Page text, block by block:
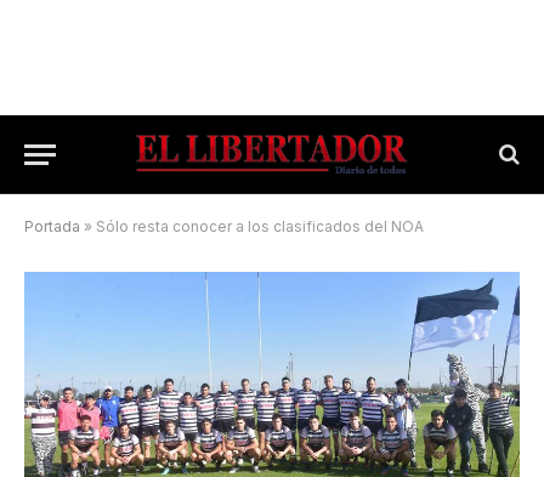
Portada » Sólo resta conocer a los clasificados del NOA